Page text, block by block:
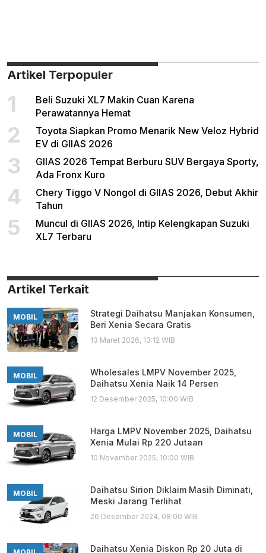
Artikel Terpopuler
1
Beli Suzuki XL7 Makin Cuan Karena
Perawatannya Hemat
2
Toyota Siapkan Promo Menarik New Veloz Hybrid
EV di GIIAS 2026
3
GIIAS 2026 Tempat Berburu SUV Bergaya Sporty,
Ada Fronx Kuro
4
Chery Tiggo V Nongol di GIIAS 2026, Debut Akhir
Tahun
5
Muncul di GIIAS 2026, Intip Kelengkapan Suzuki
XL7 Terbaru
Artikel Terkait
MOBIL
Strategi Daihatsu Manjakan Konsumen,
Beri Xenia Secara Gratis
13 Maret 2026, 13:12 WIB
MOBIL
Wholesales LMPV November 2025,
Daihatsu Xenia Naik 14 Persen
12 Desember 2025, 10:00 WIB
MOBIL
Harga LMPV November 2025, Daihatsu
Xenia Mulai Rp 220 Jutaan
10 November 2025, 10:00 WIB
MOBIL
Daihatsu Sirion Diklaim Masih Diminati,
Meski Jarang Terlihat
26 Desember 2024, 08:00 WIB
Daihatsu Xenia Diskon Rp 20 Juta di